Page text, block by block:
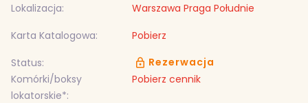
Lokalizacja:
Warszawa Praga Południe
Karta Katalogowa:
Pobierz
Status:
Rezerwacja
Komórki/boksy
lokatorskie*:
Pobierz cennik